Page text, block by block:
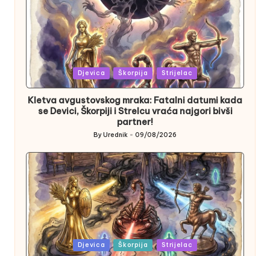
Posted
in
Djevica Škorpija Strijelac
Kletva avgustovskog mraka: Fatalni datumi kada
se Devici, Škorpiji i Strelcu vraća najgori bivši
partner!
Posted
ByUrednik 09/08/2026
Posted
Djevica Škorpija Strijelac